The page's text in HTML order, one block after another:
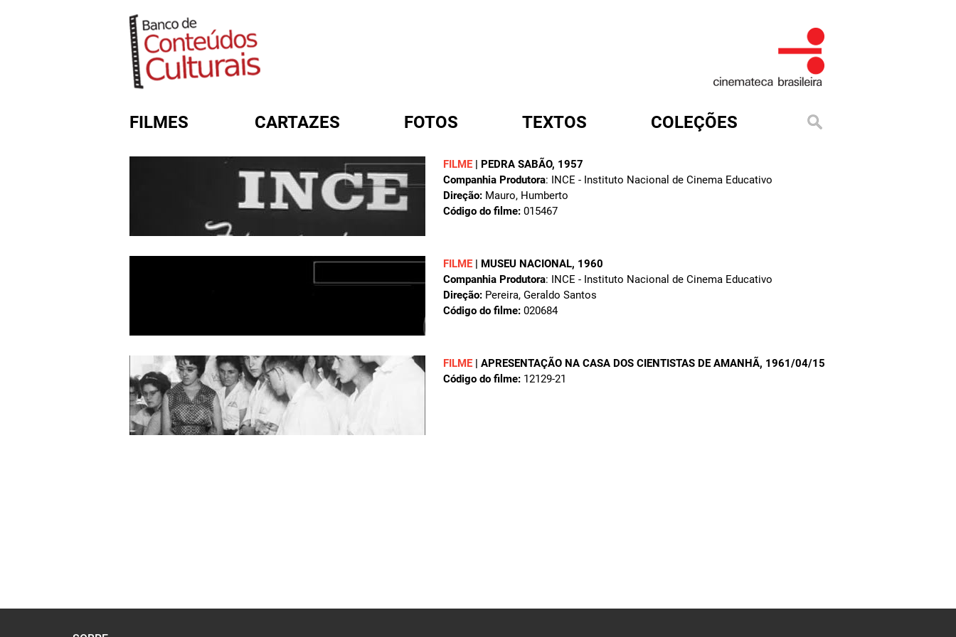
FILMES CARTAZES FOTOS TEXTOS COLEÇÕES
FILME | PEDRA SABÃO, 1957
Companhia Produtora: INCE - Instituto Nacional de Cinema Educativo
Direção: Mauro, Humberto
Código do filme: 015467
FILME | MUSEU NACIONAL, 1960
Companhia Produtora: INCE - Instituto Nacional de Cinema Educativo
Direção: Pereira, Geraldo Santos
Código do filme: 020684
FILME | APRESENTAÇÃO NA CASA DOS CIENTISTAS DE AMANHÃ, 1961/04/15
Código do filme: 12129-21
FORMULÁRIO DE BUSCA